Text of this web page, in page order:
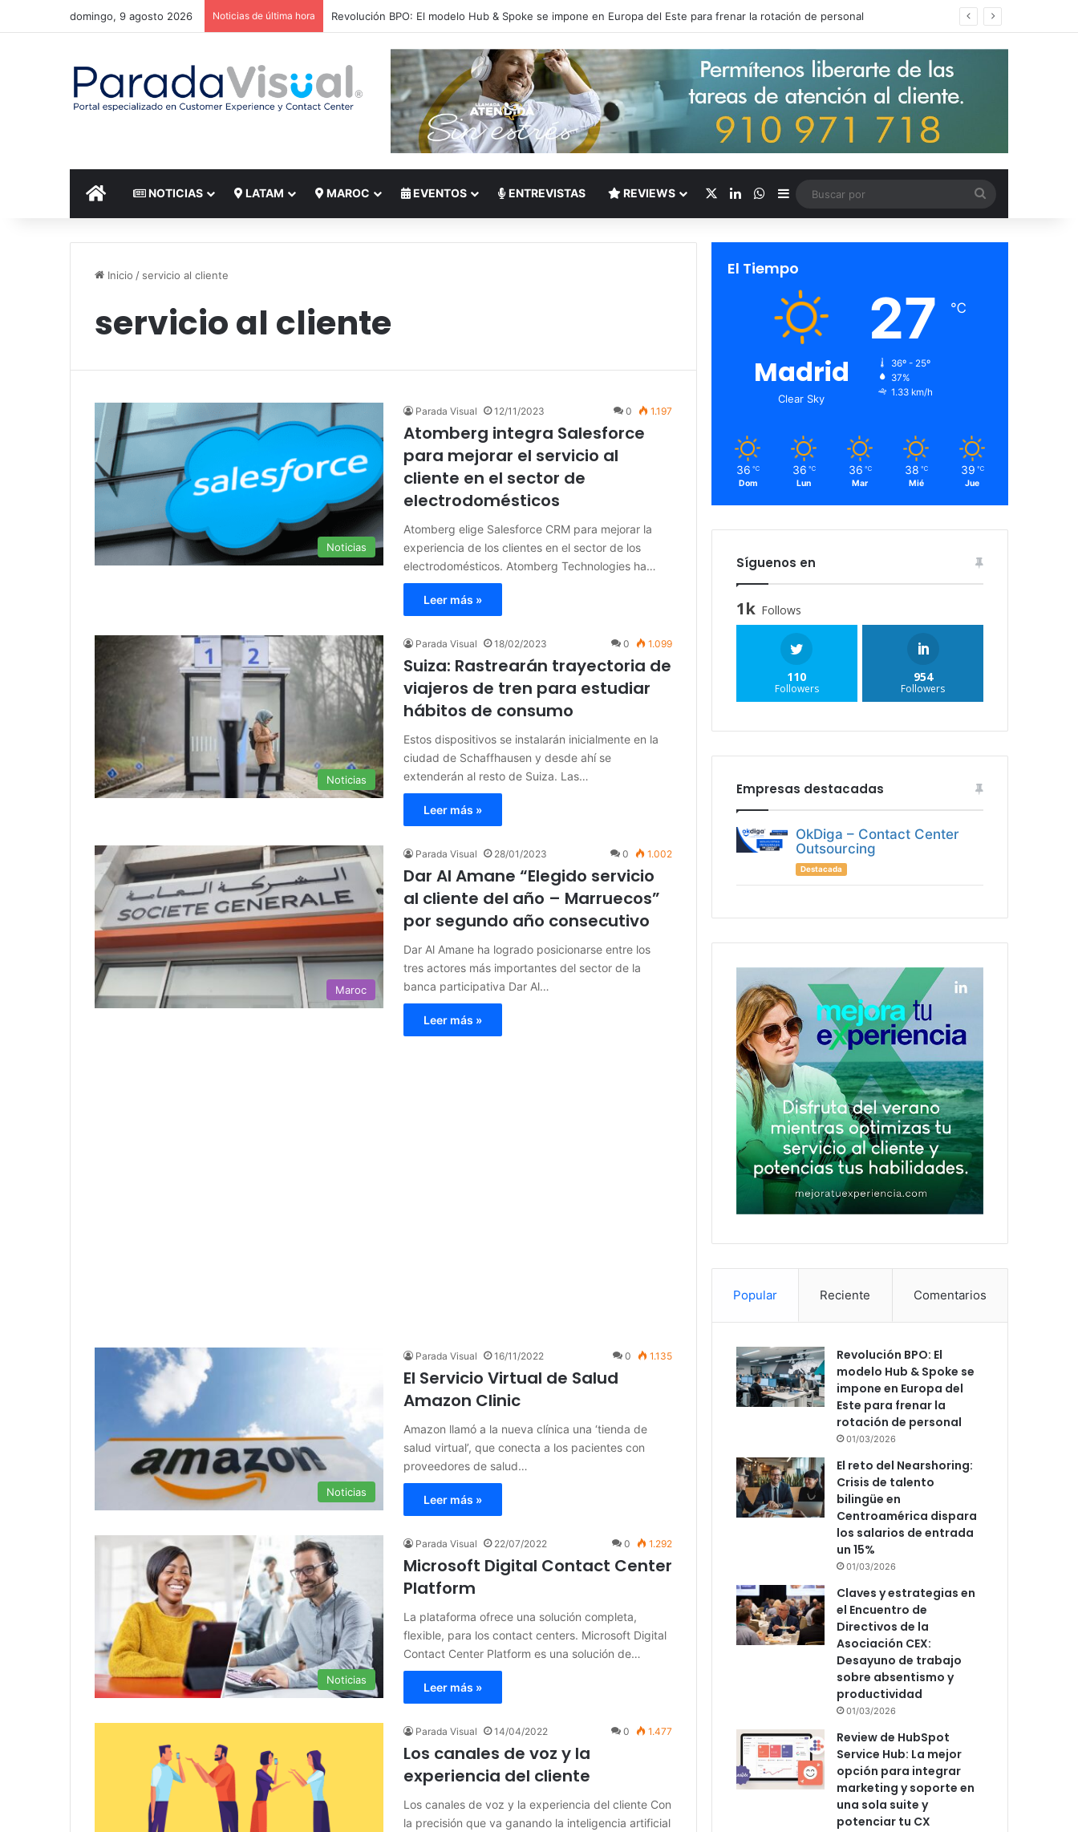
domingo, 9 agosto 2026 Noticias de última hora El reto del Nearshoring: Crisis de talento bilingüe en Centroamérica dispara los salarios de entrada un 15%
INICIO NOTICIAS LATAM MAROC EVENTOS ENTREVISTAS REVIEWS LinkedInWhatsApp
Barra lateral
por
Inicio / servicio al cliente
servicio al cliente
Noticias
Parada Visual 12/11/2023 0 1.197
Atomberg integra Salesforce
para mejorar el servicio al
cliente en el sector de
electrodomésticos
Atomberg elige Salesforce CRM para mejorar la
experiencia de los clientes en el sector de los
electrodomésticos. Atomberg Technologies ha…
Leer más »
Noticias
Parada Visual 18/02/2023 0 1.099
Suiza: Rastrearán trayectoria de
viajeros de tren para estudiar
hábitos de consumo
Estos dispositivos se instalarán inicialmente en la
ciudad de Schaffhausen y desde ahí se
extenderán al resto de Suiza. Las…
Leer más »
Maroc
Parada Visual 28/01/2023 0 1.002
Dar Al Amane “Elegido servicio
al cliente del año – Marruecos”
por segundo año consecutivo
Dar Al Amane ha logrado posicionarse entre los
tres actores más importantes del sector de la
banca participativa Dar Al…
Leer más »
Noticias
Parada Visual 16/11/2022 0 1.135
El Servicio Virtual de Salud
Amazon Clinic
Amazon llamó a la nueva clínica una ‘tienda de
salud virtual’, que conecta a los pacientes con
proveedores de salud…
Leer más »
Noticias
Parada Visual 22/07/2022 0 1.292
Microsoft Digital Contact Center
Platform
La plataforma ofrece una solución completa,
flexible, para los contact centers. Microsoft Digital
Contact Center Platform es una solución de…
Leer más »
Parada Visual 14/04/2022 0 1.477
Los canales de voz y la
experiencia del cliente
Los canales de voz y la experiencia del cliente Con
la precisión que va ganando la inteligencia artificial
El Tiempo
Madrid
Clear Sky
27 ℃
36º - 25º
37%
1.33 km/h
36 ℃
Dom
36 ℃
Lun
36 ℃
Mar
38 ℃
Mié
39 ℃
Jue
Síguenos en
1k Follows
110
Followers
954
Followers
Empresas destacadas
OkDiga – Contact Center
Outsourcing
Destacada
Popular Reciente Comentarios
Revolución BPO: El
modelo Hub & Spoke se
impone en Europa del
Este para frenar la
rotación de personal
01/03/2026
El reto del Nearshoring:
Crisis de talento
bilingüe en
Centroamérica dispara
los salarios de entrada
un 15%
01/03/2026
Claves y estrategias en
el Encuentro de
Directivos de la
Asociación CEX:
Desayuno de trabajo
sobre absentismo y
productividad
01/03/2026
Review de HubSpot
Service Hub: La mejor
opción para integrar
marketing y soporte en
una sola suite y
potenciar tu CX